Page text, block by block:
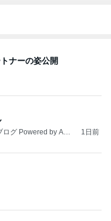
ナーの姿公開
グ Powered by Ame
1日前